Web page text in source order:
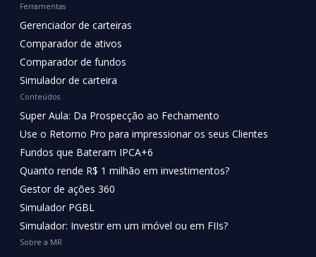
Ferramentas
Gerenciador de carteiras
Comparador de ativos
Comparador de fundos
Simulador de carteira
Conteúdos
Super Aula: Da Prospecção ao Fechamento
Use o Retorno Pro para impressionar os seus Clientes
Fundos que Bateram IPCA+6
Quanto rende R$ 1 milhão em investimentos?
Gestor de ações 360
Simulador PGBL
Simulador: Investir em um imóvel ou em FIIs?
Sobre a MR